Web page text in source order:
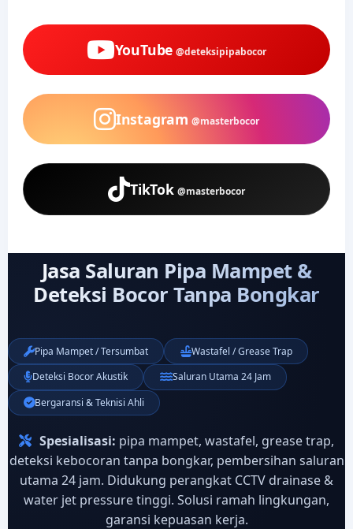
YouTube @deteksipipabocor
Instagram @masterbocor
TikTok @masterbocor
Jasa Saluran Pipa Mampet &
Deteksi Bocor Tanpa Bongkar
Pipa Mampet / Tersumbat
Wastafel / Grease Trap
Deteksi Bocor Akustik
Saluran Utama 24 Jam
Bergaransi & Teknisi Ahli
Spesialisasi: pipa mampet, wastafel, grease trap,
deteksi kebocoran tanpa bongkar, pembersihan saluran
utama 24 jam. Didukung perangkat CCTV drainase &
water jet pressure tinggi. Solusi ramah lingkungan,
garansi kepuasan kerja.